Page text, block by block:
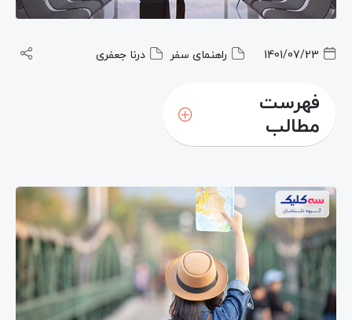
1401/07/23 راهنمای سفر درنا جعفری
فهرست
مطالب